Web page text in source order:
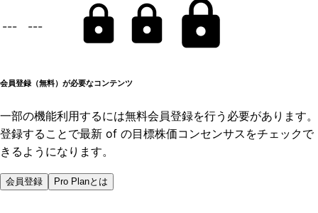
--- ---
会員登録（無料）が必要なコンテンツ
一部の機能利用するには無料会員登録を行う必要があります。
登録することで最新 of の目標株価コンセンサスをチェックで
きるようになります。
会員登録 Pro Planとは